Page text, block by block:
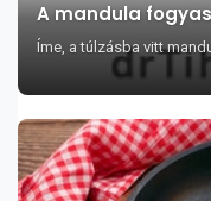
A mandula
Íme, a túlzásba vitt